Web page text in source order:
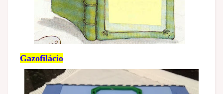
Gazofilácio